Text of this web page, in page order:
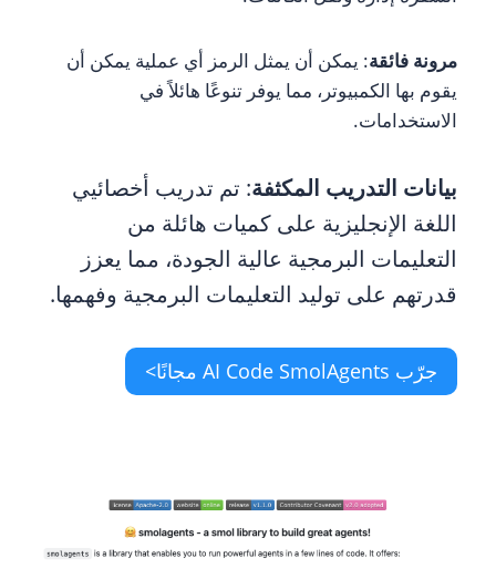
مرونة فائقة: يمكن أن يمثل الرمز أي عملية يمكن أن
يقوم بها الكمبيوتر، مما يوفر تنوعًا هائلاً في
الاستخدامات.
بيانات التدريب المكثفة: تم تدريب أخصائيي
اللغة الإنجليزية على كميات هائلة من
التعليمات البرمجية عالية الجودة، مما يعزز
قدرتهم على توليد التعليمات البرمجية وفهمها.
جرّب AI Code SmolAgents مجانًا>